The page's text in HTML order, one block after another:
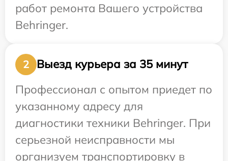
работ ремонта Вашего устройства
Behringer.
2
Выезд курьера за 35 минут
Профессионал с опытом приедет по
указанному адресу для
диагностики техники Behringer. При
серьезной неисправности мы
организуем транспортировку в